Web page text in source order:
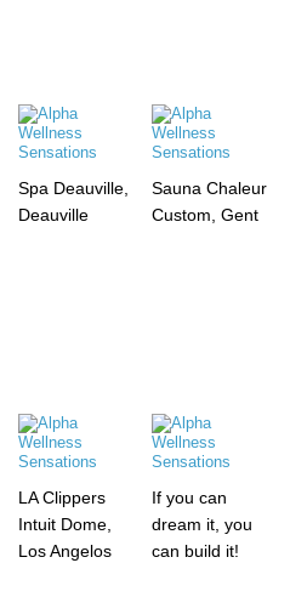
Spa Deauville,
Deauville
Sauna Chaleur
Custom, Gent
LA Clippers
Intuit Dome,
Los Angelos
If you can
dream it, you
can build it!